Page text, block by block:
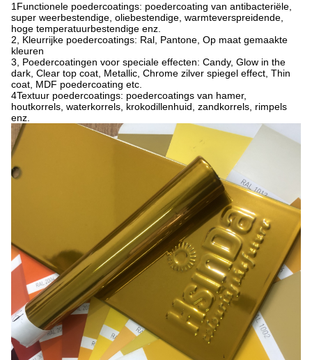
1Functionele poedercoatings: poedercoating van antibacteriële,
super weerbestendige, oliebestendige, warmteverspreidende,
hoge temperatuurbestendige enz.
2, Kleurrijke poedercoatings: Ral, Pantone, Op maat gemaakte
kleuren
3, Poedercoatingen voor speciale effecten: Candy, Glow in the
dark, Clear top coat, Metallic, Chrome zilver spiegel effect, Thin
coat, MDF poedercoating etc.
4Textuur poedercoatings: poedercoatings van hamer,
houtkorrels, waterkorrels, krokodillenhuid, zandkorrels, rimpels
enz.